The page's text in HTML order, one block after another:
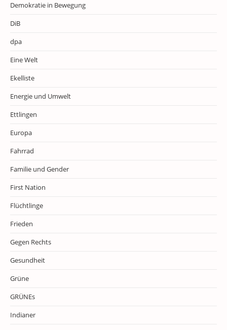
Demokratie in Bewegung
DiB
dpa
Eine Welt
Ekelliste
Energie und Umwelt
Ettlingen
Europa
Fahrrad
Familie und Gender
First Nation
Flüchtlinge
Frieden
Gegen Rechts
Gesundheit
Grüne
GRÜNEs
Indianer